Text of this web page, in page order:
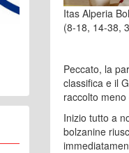
Itas Alperia
(8-18, 14-38,
Peccato, la
classifica e il
raccolto
Inizio tutto a
bolzanine